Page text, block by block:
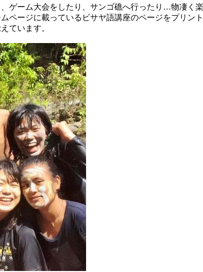
ゲーム大会をしたり、サンゴ礁へ行ったり…物凄く楽
ページに載っているビサヤ語講座のページをプリント
ています。